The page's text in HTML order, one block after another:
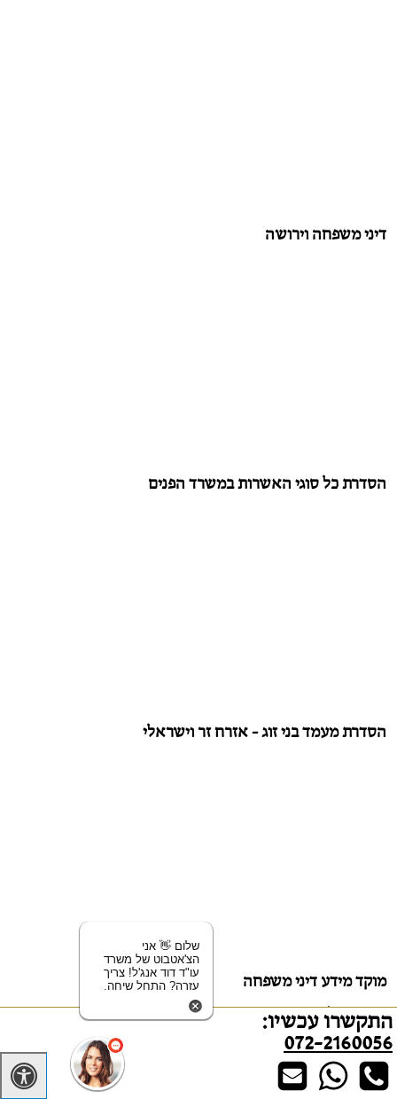
דיני משפחה וירושה
הסדרת כל סוגי האשרות במשרד הפנים
הסדרת מעמד בני זוג - אזרח זר וישראלי
מוקד מידע דיני משפחה
השפעה בלתי הוגנת בצוואה: מהו הדין בישראל?
דמי מדור: איך מחשבים מדור לילדים אחרי גירושין
מועד הקרע בין בני זוג בגירושין: כל מה שחשוב לדעת
צו הגנה: כל מה שצריך לדעת ב-2026
פשיטת רגל בהליכי גירושין: עניינים שחשוב להכיר
התקשרו עכשיו:
072-2160056
שלום 👋 אני
הצ'אטבוט של משרד
עו"ד דוד אנג'ל! צריך
עזרה? התחל שיחה.